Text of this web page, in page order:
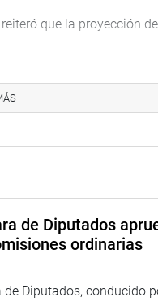
que la proyección
llegar a esa cifra y si
ministro.
sacamos a los
entre otros, que
un
es una clara muestra
del Presupuesto
de Diputados
ordinarias
de Diputados, conducido